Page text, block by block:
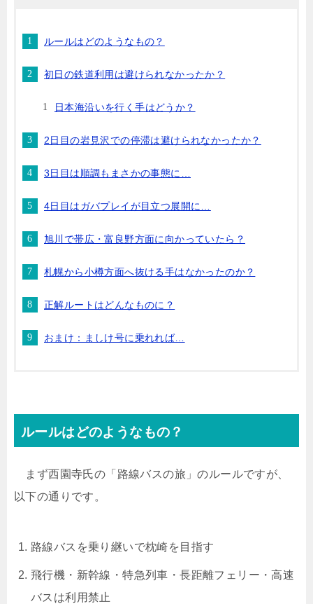
ルールはどのようなもの？
初日の鉄道利用は避けられなかったか？
日本海沿いを行く手はどうか？
2日目の岩見沢での停滞は避けられなかったか？
3日目は順調もまさかの事態に…
4日目はガバプレイが目立つ展開に…
旭川で帯広・富良野方面に向かっていたら？
札幌から小樽方面へ抜ける手はなかったのか？
正解ルートはどんなものに？
おまけ：ましけ号に乗れれば…
ルールはどのようなもの？
まず西園寺氏の「路線バスの旅」のルールですが、
以下の通りです。
路線バスを乗り継いで枕崎を目指す
飛行機・新幹線・特急列車・長距離フェリー・高速
バスは利用禁止